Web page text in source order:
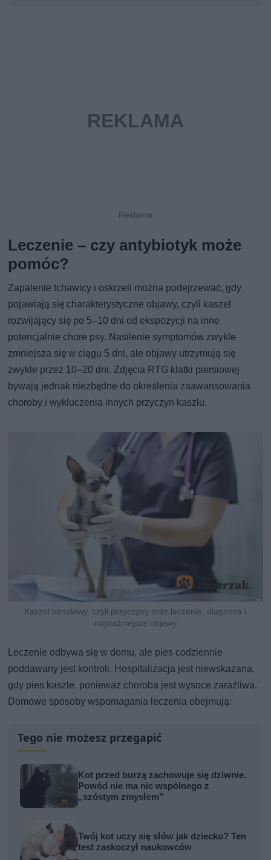
Leczenie – czy antybiotyk może
pomóc?
Zapalenie tchawicy i oskrzeli można podejrzewać, gdy
pojawiają się charakterystyczne objawy, czyli kaszel
rozwijający się po 5–10 dni od ekspozycji na inne
potencjalnie chore psy. Nasilenie symptomów zwykle
zmniejsza się w ciągu 5 dni, ale objawy utrzymują się
zwykle przez 10–20 dni. Zdjęcia RTG klatki piersiowej
bywają jednak niezbędne do określenia zaawansowania
choroby i wykluczenia innych przyczyn kaszlu.
Kaszel kenelowy, czyli przyczyny oraz leczenie, diagnoza i
najważniejsze objawy
Leczenie odbywa się w domu, ale pies codziennie
poddawany jest kontroli. Hospitalizacja jest niewskazana,
gdy pies kaszle, ponieważ choroba jest wysoce zaraźliwa.
Domowe sposoby wspomagania leczenia obejmują:
Tego nie możesz przegapić
Kot przed burzą zachowuje się dziwnie.
Powód nie ma nic wspólnego z
„szóstym zmysłem”
Twój kot uczy się słów jak dziecko? Ten
test zaskoczył naukowców